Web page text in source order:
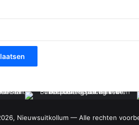
Nieuwsuitkollum — Alle rechten